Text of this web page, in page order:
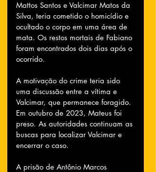
Mattos Santos e Valcimar Matos da
Silva, teria cometido o homicídio e
ocultado o corpo em uma área de
mata. Os restos mortais de Fabiano
foram encontrados dois dias após o
ocorrido.
A motivação do crime teria sido
uma discussão entre a vítima e
Valcimar, que permanece foragido.
Em outubro de 2023, Mateus foi
preso. As autoridades continuam as
buscas para localizar Valcimar e
encerrar o caso.
A prisão de Antônio Marcos